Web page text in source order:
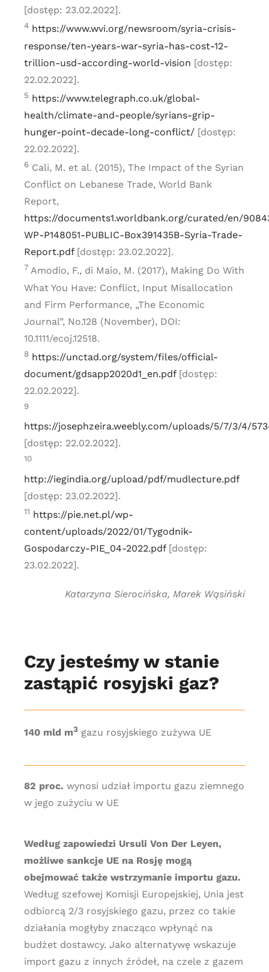
[dostęp: 23.02.2022].
4 https://www.wvi.org/newsroom/syria-crisis-
response/ten-years-war-syria-has-cost-12-
trillion-usd-according-world-vision [dostęp:
22.02.2022].
5 https://www.telegraph.co.uk/global-
health/climate-and-people/syrians-grip-
hunger-point-decade-long-conflict/[dostęp:
22.02.2022].
6Cali, M. et al. (2015), The Impact of the Syrian
Conflict on Lebanese Trade, World Bank
Report,
https://documents1.worldbank.org/curated/en/
WP-P148051-PUBLIC-Box391435B-Syria-Trade-
Report.pdf[dostęp: 23.02.2022].
7 Amodio, F., di Maio, M. (2017), Making Do With
What You Have: Conflict, Input Misallocation
and Firm Performance, „The Economic
Journal”, No.128 (November), DOI:
10.1111/ecoj.12518.
8 https://unctad.org/system/files/official-
document/gdsapp2020d1_en.pdf[dostęp:
22.02.2022].
9
https://josephzeira.weebly.com/uploads/5/7/3/4/
[dostęp: 22.02.2022].
10
http://iegindia.org/upload/pdf/mudlecture.pdf
[dostęp: 23.02.2022].
11 https://pie.net.pl/wp-
content/uploads/2022/01/Tygodnik-
Gospodarczy-PIE_04-2022.pdf[dostęp:
23.02.2022].
Katarzyna Sierocińska, Marek Wąsiński
Czy jesteśmy w stanie
zastąpić rosyjski gaz?
140 mld m3gazu rosyjskiego zużywa UE
82 proc. wynosi udział importu gazu ziemnego
w jego zużyciu w UE
Według zapowiedzi Ursuli Von Der Leyen,
możliwe sankcje UE na Rosję mogą
obejmować także wstrzymanie importu gazu.
Według szefowej Komisji Europejskiej, Unia jest
odbiorcą 2/3 rosyjskiego gazu, przez co takie
działania mogłyby znacząco wpłynąć na
budżet dostawcy. Jako alternatywę wskazuje
import gazu z innych źródeł, na czele z gazem